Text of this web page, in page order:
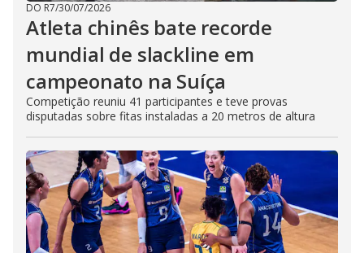
DO R7/30/07/2026
Atleta chinês bate recorde
mundial de slackline em
campeonato na Suíça
Competição reuniu 41 participantes e teve provas
disputadas sobre fitas instaladas a 20 metros de altura